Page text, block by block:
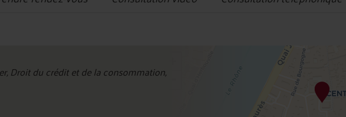
Droit du crédit et de la consommation,